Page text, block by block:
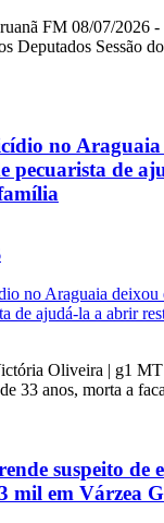
FM 08/07/2026
Deputados Sessão
no Araguaia
pecuarista de
Oliveira | g1
33 anos, morta a
suspeito de
mil em Várzea